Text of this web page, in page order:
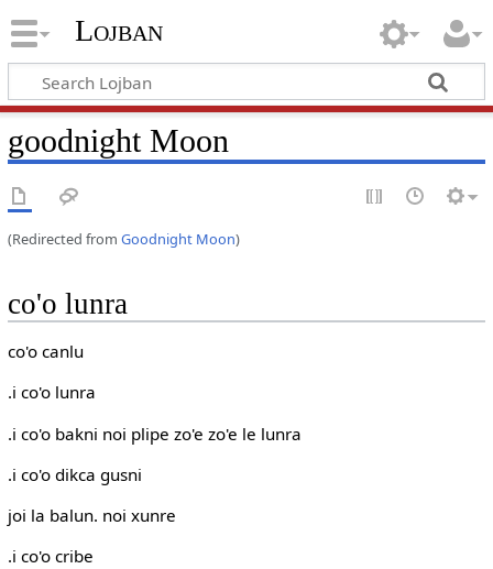
Lojban
goodnight Moon
(Redirected from Goodnight Moon)
co'o lunra
co'o canlu
.i co'o lunra
.i co'o bakni noi plipe zo'e zo'e le lunra
.i co'o dikca gusni
joi la balun. noi xunre
.i co'o cribe